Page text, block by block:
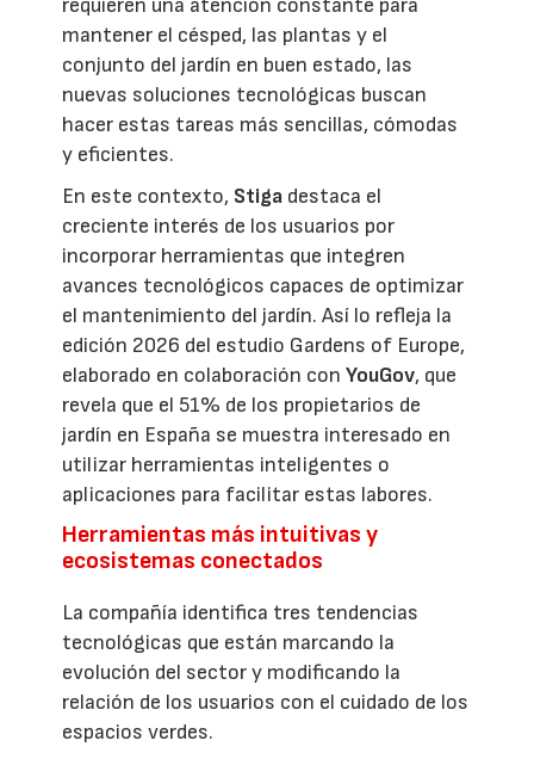
mantener el césped, las plantas y el
conjunto del jardín en buen estado, las
nuevas soluciones tecnológicas buscan
hacer estas tareas más sencillas, cómodas
y eficientes.
En este contexto, Stiga destaca el
creciente interés de los usuarios por
incorporar herramientas que integren
avances tecnológicos capaces de optimizar
el mantenimiento del jardín. Así lo refleja la
edición 2026 del estudio Gardens of Europe,
elaborado en colaboración conYouGov, que
revela que el 51% de los propietarios de
jardín en España se muestra interesado en
utilizar herramientas inteligentes o
aplicaciones para facilitar estas labores.
Herramientas más intuitivas y
ecosistemas conectados
La compañía identifica tres tendencias
tecnológicas que están marcando la
evolución del sector y modificando la
relación de los usuarios con el cuidado de los
espacios verdes.